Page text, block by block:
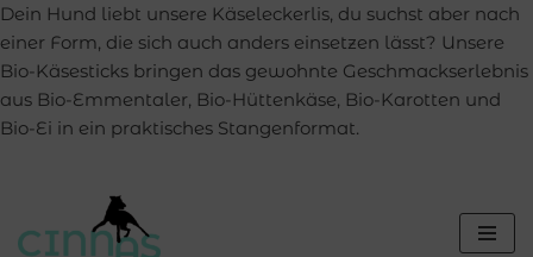
Dein Hund liebt unsere Käseleckerlis, du suchst aber nach
einer Form, die sich auch anders einsetzen lässt? Unsere
Bio-Käsesticks bringen das gewohnte Geschmackserlebnis
aus Bio-Emmentaler, Bio-Hüttenkäse, Bio-Karotten und
Bio-Ei in ein praktisches Stangenformat.
Zum